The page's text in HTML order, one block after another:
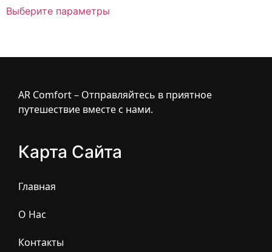
Выберите параметры
AR Comfort – Отправляйтесь в приятное
путешествие вместе с нами.
Карта Сайта
Главная
О Нас
Контакты